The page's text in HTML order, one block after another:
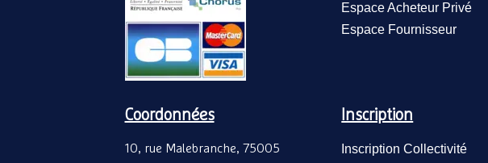
Espace Acheteur Privé
Espace Fournisseur
Coordonnées
10, rue Malebranche, 75005
Inscription
Inscription Collectivité